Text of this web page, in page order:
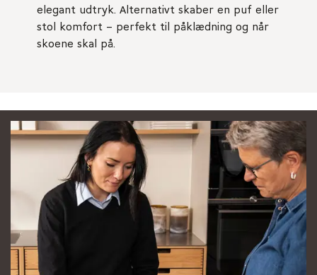
elegant udtryk. Alternativt skaber en puf eller
stol komfort – perfekt til påklædning og når
skoene skal på.